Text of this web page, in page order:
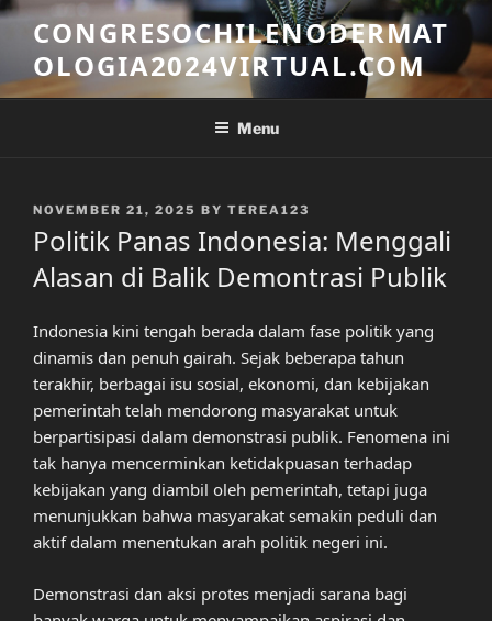
Skip
content
CONGRESOCHILENODERMAT
OLOGIA2024VIRTUAL.COM
Menu
POSTED
NOVEMBER 21, 2025 BY TEREA123
Politik Panas Indonesia: Menggali
Alasan di Balik Demontrasi Publik
Indonesia kini tengah berada dalam fase politik yang
dinamis dan penuh gairah. Sejak beberapa tahun
terakhir, berbagai isu sosial, ekonomi, dan kebijakan
pemerintah telah mendorong masyarakat untuk
berpartisipasi dalam demonstrasi publik. Fenomena ini
tak hanya mencerminkan ketidakpuasan terhadap
kebijakan yang diambil oleh pemerintah, tetapi juga
menunjukkan bahwa masyarakat semakin peduli dan
aktif dalam menentukan arah politik negeri ini.
Demonstrasi dan aksi protes menjadi sarana bagi